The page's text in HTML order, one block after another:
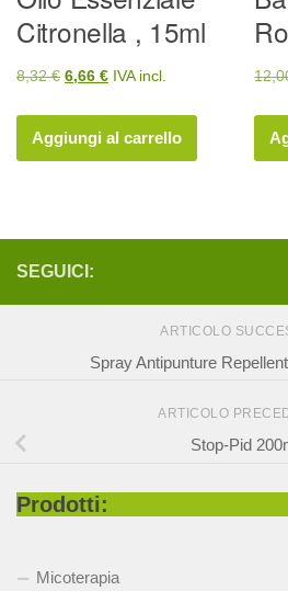
Citronella , 15ml
8,32€ Il
originale
era:
6,66 €Il
attuale
è:
IVA incl.
Aggiungi al carrello
SEGUICI:
ARTICOLO
Spray Antipunture
ARTICOLO
Stop-Pid
Prodotti:
Micoterapia